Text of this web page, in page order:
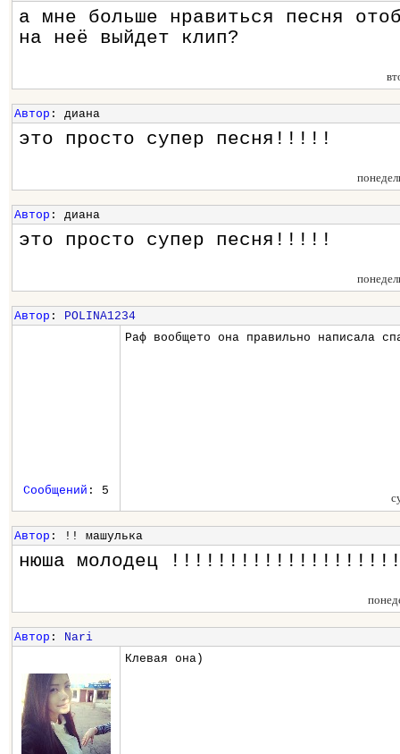
а мне больше нравиться песня
на неё выйдет клип?
Автор : диана
это просто супер песня!!!!!
Автор : диана
это просто супер песня!!!!!
Автор : POLINA1234
Раф вообщето она правильно написала
Сообщений : 5
Автор : !! машулька
нюша молодец
Автор : Nari
Клевая она)